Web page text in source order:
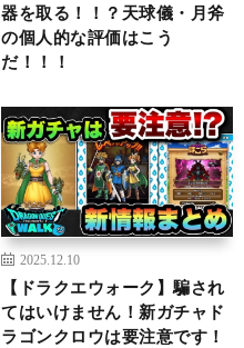
器を取る！！？天球儀・月斧
の個人的な評価はこう
だ！！！
2025.12.10
【ドラクエウォーク】騙され
てはいけません！新ガチャド
ラゴンクロウは要注意です！